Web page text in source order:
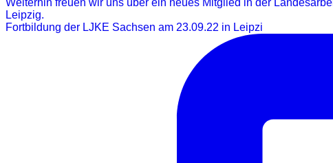
Fortbildung der LJKE Sachsen am 23.09.22 in Leipzi